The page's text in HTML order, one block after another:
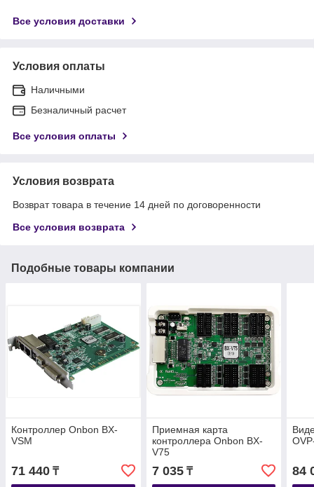
Все условия доставки
Условия оплаты
Наличными
Безналичный расчет
Все условия оплаты
Условия возврата
Возврат товара в течение 14 дней по договоренности
Все условия возврата
Подобные товары компании
Контроллер Оnbon BX-
VSМ
71 440 ₸
Приемная карта
контроллера Onbon BX-
V75
7 035₸ 84